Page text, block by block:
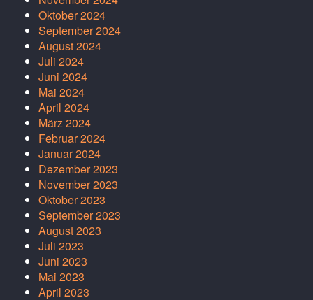
Oktober 2024
September 2024
August 2024
Juli 2024
Juni 2024
Mai 2024
April 2024
März 2024
Februar 2024
Januar 2024
Dezember 2023
November 2023
Oktober 2023
September 2023
August 2023
Juli 2023
Juni 2023
Mai 2023
April 2023